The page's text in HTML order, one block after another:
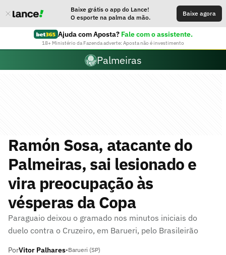
Baixe grátis o app do Lance!
O esporte na palma da mão.
Baixe agora
Ajuda com Aposta? Fale com o assistente.
18+ Ministério da Fazenda adverte: Aposta não é investimento
Palmeiras
Ramón Sosa, atacante do
Palmeiras, sai lesionado e
vira preocupação às
vésperas da Copa
Paraguaio deixou o gramado nos minutos iniciais do
duelo contra o Cruzeiro, em Barueri, pelo Brasileirão
PorVitor Palhares•Barueri (SP)